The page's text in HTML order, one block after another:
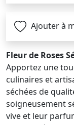
Ajouter à
Fleur de Roses
Apportez une
culinaires et
séchées de
soigneusement
vive et leur